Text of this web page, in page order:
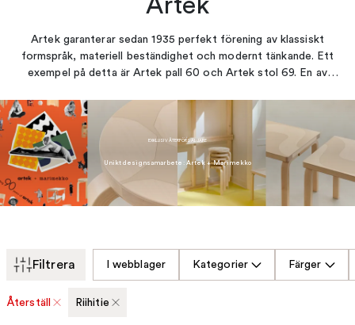
Artek garanterar sedan 1935 perfekt förening av klassiskt
formspråk, materiell beständighet och modernt tänkande. Ett
exempel på detta är Artek pall 60 och Artek stol 69. En av
upprepas i typiskt L-formade ben som syns i inredningar världen
över från Helsingfors till Tokyo. Altos orubbade kärlek till
blonda träslaget björk märks bland annat i klassiska tevagnen
901, välkända pallen E60 men även hos Arteks nya formgivare
som Pancho Nikanders populära vedkorg Kanto. Eero Aarnios
lampa Double Bubble är ett annat modigt tillskott för 2000-
talet.
EXKLUSIV ÅTERFÖRSÄLJARE
Unikt designsamarbete: Artek + Marimekko
Filtrera I webblager Kategorier Färger
Återställ Riihitie